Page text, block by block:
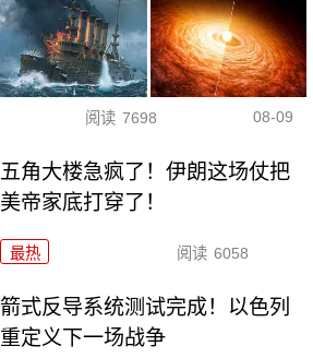
阅读 7698 08-09
五角大楼急疯了！伊朗这场仗把
美帝家底打穿了！
最热 阅读 6058
箭式反导系统测试完成！以色列
重定义下一场战争